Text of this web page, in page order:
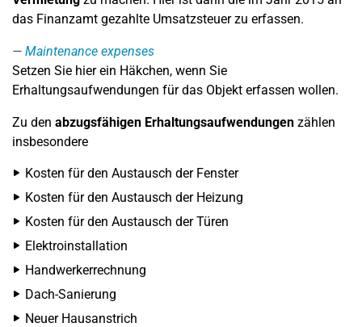
das Finanzamt gezahlte Umsatzsteuer zu erfassen.
Maintenance expenses
Setzen Sie hier ein Häkchen, wenn Sie
Erhaltungsaufwendungen für das Objekt erfassen wollen.
Zu den abzugsfähigen Erhaltungsaufwendungen zählen
insbesondere
Kosten für den Austausch der Fenster
Kosten für den Austausch der Heizung
Kosten für den Austausch der Türen
Elektroinstallation
Handwerkerrechnung
Dach-Sanierung
Neuer Hausanstrich